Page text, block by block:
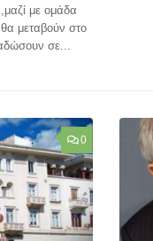
με ομάδα
μεταβούν στο
σε...
0